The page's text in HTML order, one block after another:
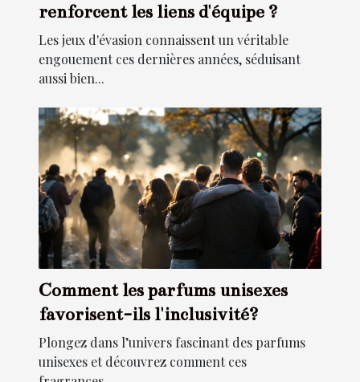
renforcent les liens d'équipe ?
Les jeux d'évasion connaissent un véritable
engouement ces dernières années, séduisant
aussi bien...
Comment les parfums unisexes
favorisent-ils l'inclusivité?
Plongez dans l’univers fascinant des parfums
unisexes et découvrez comment ces